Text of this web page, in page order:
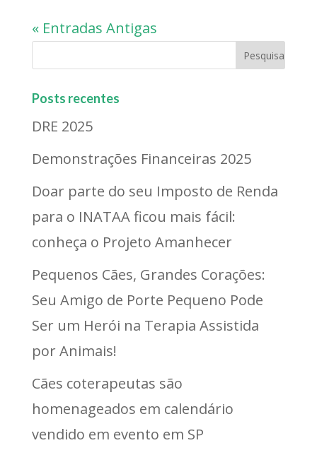
« Entradas Antigas
Posts recentes
DRE 2025
Demonstrações Financeiras 2025
Doar parte do seu Imposto de Renda
para o INATAA ficou mais fácil:
conheça o Projeto Amanhecer
Pequenos Cães, Grandes Corações:
Seu Amigo de Porte Pequeno Pode
Ser um Herói na Terapia Assistida
por Animais!
Cães coterapeutas são
homenageados em calendário
vendido em evento em SP